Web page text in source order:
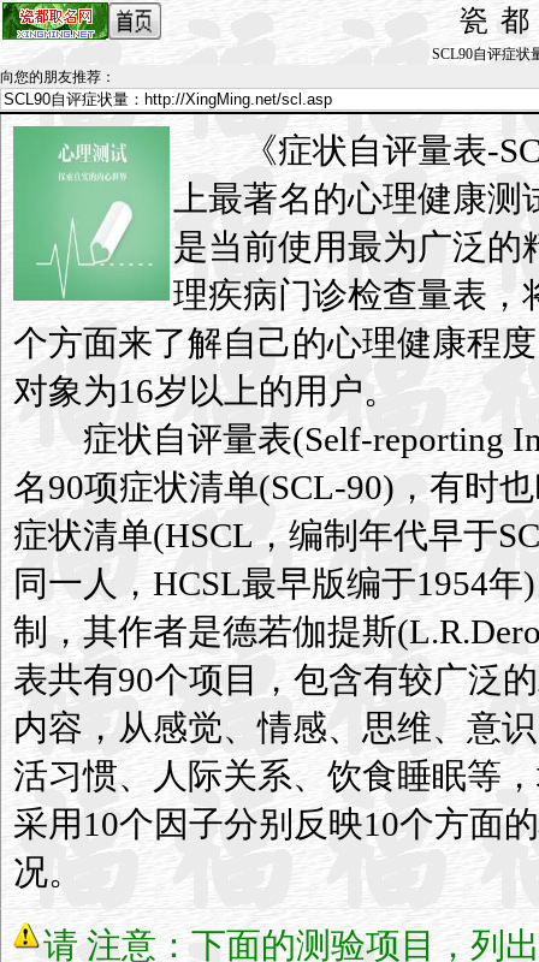
瓷
SCL90自评症状
向您的朋友推荐 ：
《症状自评量表-
上最著名的心理健康测
是当前使用最为广泛的
理疾病门诊检查量表，
个方面来了解自己的心理健康程
对象为16岁以上的用户。
症状自评量表(Self-reporting
名90项症状清单(SCL-90)，有时
症状清单(HSCL，编制年代早于
同一人，HCSL最早版编于1954年
制，其作者是德若伽提斯
表共有90个项目，包含有较广泛
内容，从感觉、情感、思维、意
活习惯、人际关系、饮食睡眠等
采用10个因子分别反映10个方面
况。
请 注意：下面的测验项目，列